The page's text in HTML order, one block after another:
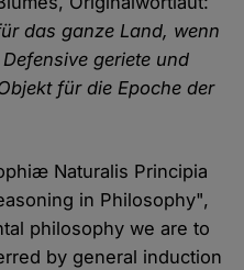
das ganze Land, wenn
geriete und
für die Epoche der
Naturalis Principia
in Philosophy",
philosophy we are to
by general induction